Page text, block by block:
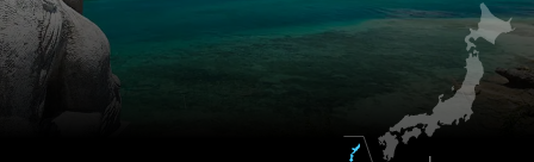
旅のアイデア